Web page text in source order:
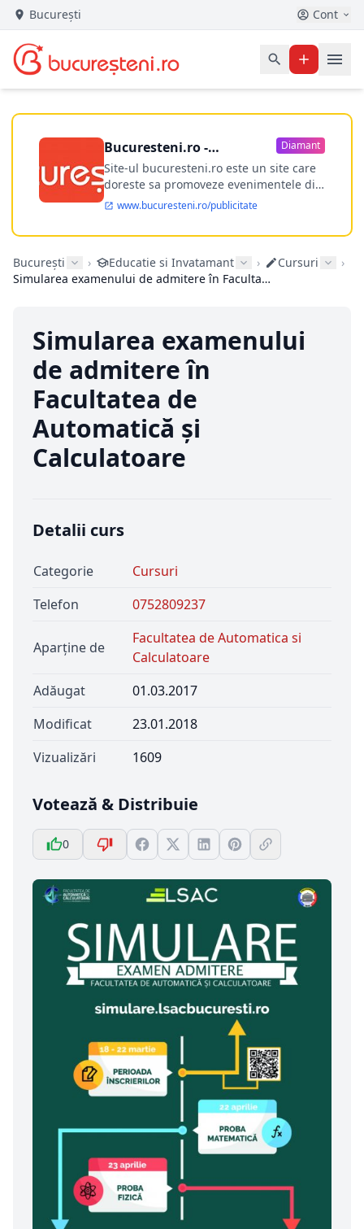
București Cont
Bucuresteni.ro -
publicitate online
Diamant
Site-ul bucuresteni.ro este un site care
doreste sa promoveze evenimentele din
Bucuresti si nu numai, sa puna la
dispozitia utilizatorului cea mai
performanta harta electronica a
ofere posibilitatea firmel...
www.bucuresteni.ro/publicitate
București › Educatie si Invatamant › Cursuri
›
Simularea examenului de admitere în Facultatea de Automatică și Calculatoare
Simularea examenului
de admitere în
Facultatea de
Automatică și
Calculatoare
Detalii curs
Categorie
Cursuri
Telefon
0752809237
Aparține de
Facultatea de Automatica si
Calculatoare
Adăugat
01.03.2017
Modificat
23.01.2018
Vizualizări
1609
Votează & Distribuie
0